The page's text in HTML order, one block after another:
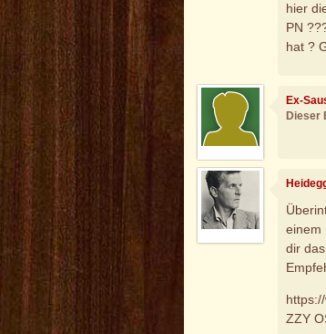
hier
PN
hat ?
Ex-
Dieser
einem
dir
ZZY